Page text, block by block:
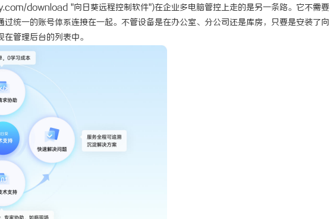
download "向日葵远程控制软件")在企业多电脑管控上走的是另一条路。它不需要
统一的账号体系连接在一起。不管设备是在办公室、分公司还是库房，只要是安装了向
管理后台的列表中。